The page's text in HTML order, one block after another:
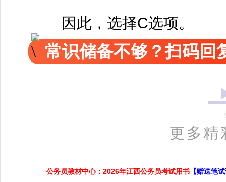
因此，选择C选项。
常识储备不够？扫码回
更多精
公务员教材中心：2026年江西公务员考试用书 【赠送笔